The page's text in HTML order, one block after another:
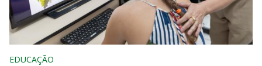
EDUCAÇÃO